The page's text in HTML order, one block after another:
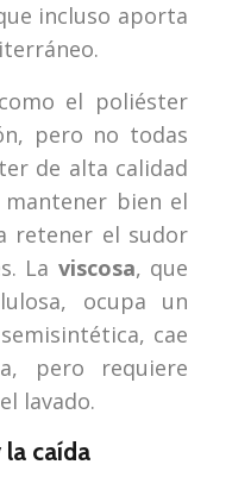
incluso aporta
el poliéster
pero no todas
de alta calidad
bien el
retener el sudor
La viscosa, que
ocupa un
cae
pero requiere
lavado.
caída